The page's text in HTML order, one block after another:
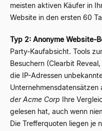
meisten aktiven Käufer in
Website in den ersten 60
Typ 2: Anonyme Website-
Party-Kaufabsicht. Tools
Besuchern (Clearbit
die IP-Adressen
Unternehmensdatensätzen
der Acme Corp Ihre
gelesen hat, auch wenn
Die Trefferquoten liegen je